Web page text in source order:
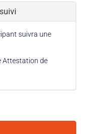
suivra une
Attestation de